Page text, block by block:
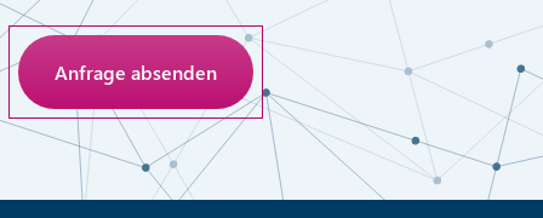
Anti-Roboter-Verifizierung
Hier klicken